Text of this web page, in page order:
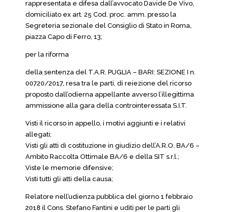
rappresentata e difesa dall’avvocato Davide De Vivo,
domiciliato ex art. 25 Cod. proc. amm. presso la
Segreteria sezionale del Consiglio di Stato in Roma,
piazza Capo di Ferro, 13;
per la riforma
della sentenza del T.A.R. PUGLIA – BARI: SEZIONE I n.
00720/2017, resa tra le parti, di reiezione del ricorso
proposto dall’odierna appellante avverso l’illegittima
ammissione alla gara della controinteressata S.I.T.
Visti il ricorso in appello, i motivi aggiunti e i relativi
allegati;
Visti gli atti di costituzione in giudizio dell’A.R.O. BA/6 –
Ambito Raccolta Ottimale BA/6 e della SIT s.r.l.;
Viste le memorie difensive;
Visti tutti gli atti della causa;
Relatore nell’udienza pubblica del giorno 1 febbraio
2018 il Cons. Stefano Fantini e uditi per le parti gli